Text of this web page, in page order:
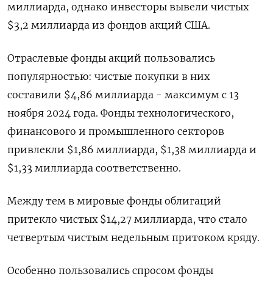
миллиарда, однако инвесторы вывели чистых
$3,2 миллиарда из фондов акций США.
Отраслевые фонды акций пользовались
популярностью: чистые покупки в них
составили $4,86 миллиарда - максимум с 13
ноября 2024 года. Фонды технологического,
финансового и промышленного секторов
привлекли $1,86 миллиарда, $1,38 миллиарда и
$1,33 миллиарда соответственно.
Между тем в мировые фонды облигаций
притекло чистых $14,27 миллиарда, что стало
четвертым чистым недельным притоком кряду.
Особенно пользовались спросом фонды